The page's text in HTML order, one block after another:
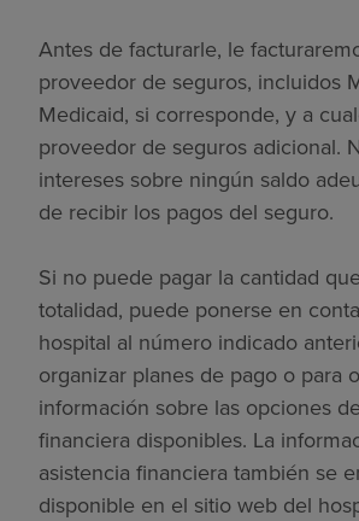
Antes de facturarle, le
proveedor de seguros, incluidos
Medicaid, si corresponde, y a
proveedor de seguros adicional.
intereses sobre ningún saldo
de recibir los pagos del seguro.
Si no puede pagar la cantidad
totalidad, puede ponerse en
hospital al número indicado
organizar planes de pago o para
información sobre las opciones
financiera disponibles. La
asistencia financiera también se
disponible en el sitio web del